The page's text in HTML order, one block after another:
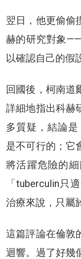
翌日，他更偷偷
赫的研究對象
以確認自己的假
回國後，柯南道
詳細地指出科赫
多質疑，結論是
是不可行的；它
將活躍危險的
「tuberculin只
治療來說，只屬
這篇評論在倫敦
迴響。過了好幾